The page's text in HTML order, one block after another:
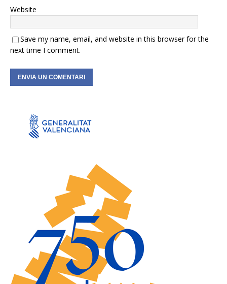
Website
Save my name, email, and website in this browser for the
next time I comment.